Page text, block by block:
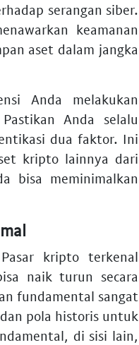
serangan siber.
keamanan
aset dalam jangka
Anda melakukan
Anda selalu
dua faktor. Ini
kripto lainnya dari
bisa meminimalkan
kripto terkenal
naik turun secara
fundamental sangat
pola historis untuk
di sisi lain,